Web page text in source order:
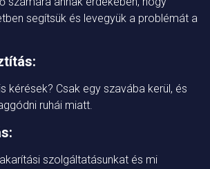
segítsük és levegyük a problémát a
kérések? Csak egy szavába kerül, és
ruhái miatt.
szolgáltatásunkat és mi